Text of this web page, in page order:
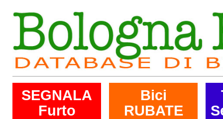
SEGNALA
Furto
Bici
RUBATE